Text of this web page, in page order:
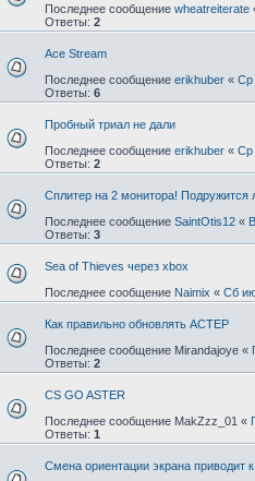
Последнее сообщение wheatreiterate
Ответы: 2
Ace Stream
Последнее сообщение erikhuber « Ср
Ответы: 6
Пробный триал не дали
Последнее сообщение erikhuber « Ср
Ответы: 2
Сплитер на 2 монитора! Подружится
Последнее сообщение SaintOtis12 «
Ответы: 3
Sea of Thieves через xbox
Последнее сообщение Naimix « Сб
Как правильно обновлять АСТЕР
Последнее сообщение Mirandajoye «
Ответы: 2
CS GO ASTER
Последнее сообщение MakZzz_01 «
Ответы: 1
Смена ориентации экрана приводит к